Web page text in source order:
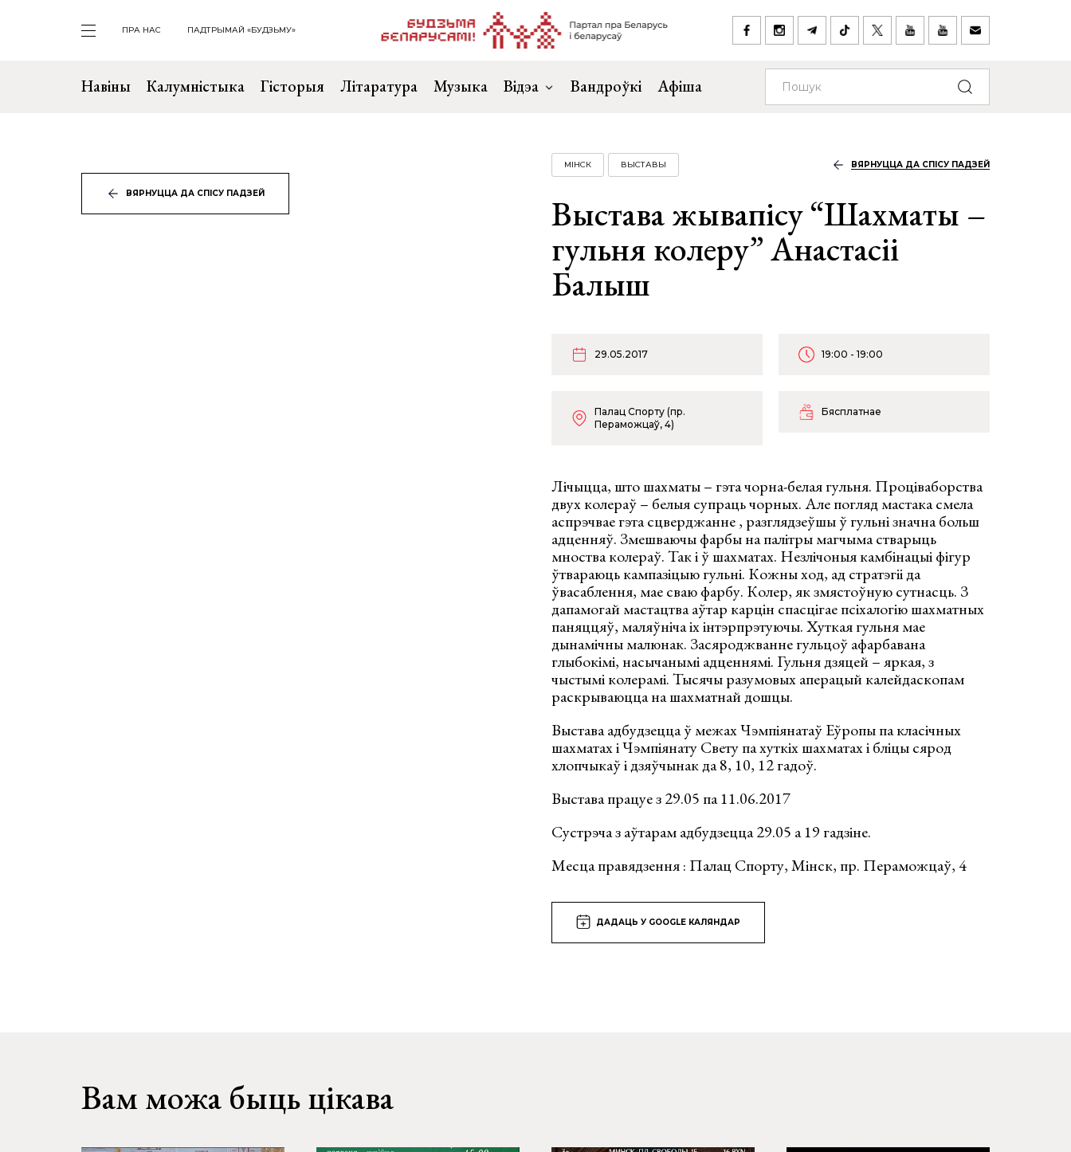
ПРА НАС ПАДТРЫМАЙ «БУДЗЬМУ»
Навіны Калумністыка Гісторыя Літаратура Музыка Відэа Вандроўкі Афіша
ВЯРНУЦЦА ДА СПІСУ ПАДЗЕЙ
МІНСК ВЫСТАВЫ ВЯРНУЦЦА ДА СПІСУ ПАДЗЕЙ
Выстава жывапісу “Шахматы –
гульня колеру” Анастасіі
Балыш
29.05.2017 19:00 - 19:00
Палац Спорту (пр.
Пераможцаў, 4)
Бясплатнае
Лічыцца, што шахматы – гэта чорна-белая гульня. Проціваборства
двух колераў – белыя супраць чорных. Але погляд мастака смела
аспрэчвае гэта сцверджанне , разглядзеўшы ў гульні значна больш
адценняў. Змешваючы фарбы на палітры магчыма стварыць
мноства колераў. Так і ў шахматах. Незлічоныя камбінацыі фігур
ўтвараюць кампазіцыю гульні. Кожны ход, ад стратэгіі да
ўвасаблення, мае сваю фарбу. Колер, як змястоўную сутнасць. З
дапамогай мастацтва аўтар карцін спасцігае псіхалогію шахматных
паняццяў, маляўніча іх інтэрпрэтуючы. Хуткая гульня мае
дынамічны малюнак. Засяроджванне гульцоў афарбавана
глыбокімі, насычанымі адценнямі. Гульня дзяцей – яркая, з
чыстымі колерамі. Тысячы разумовых аперацый калейдаскопам
раскрываюцца на шахматнай дошцы.
Выстава адбудзецца ў межах Чэмпіянатаў Еўропы па класічных
шахматах і Чэмпіянату Свету па хуткіх шахматах і бліцы сярод
хлопчыкаў і дзяўчынак да 8, 10, 12 гадоў.
Выстава працуе з 29.05 па 11.06.2017
Сустрэча з аўтарам адбудзецца 29.05 а 19 гадзіне.
Месца правядзення : Палац Спорту, Мінск, пр. Пераможцаў, 4
ДАДАЦЬ У GOOGLE КАЛЯНДАР
Вам можа быць цікава